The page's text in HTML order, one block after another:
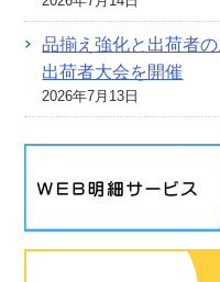
品揃え強化と出荷者
出荷者大会を開催
2026年7月13日